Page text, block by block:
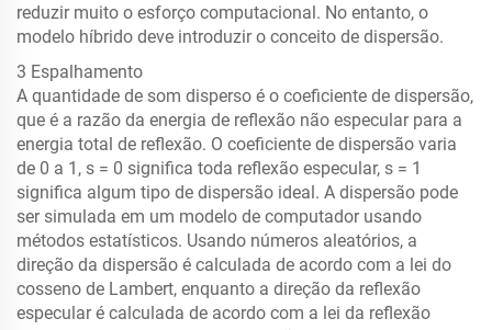
reduzir muito o esforço computacional. No entanto, o
modelo híbrido deve introduzir o conceito de dispersão.
3 Espalhamento
A quantidade de som disperso é o coeficiente de dispersão,
que é a razão da energia de reflexão não especular para a
energia total de reflexão. O coeficiente de dispersão varia
de 0 a 1, s = 0 significa toda reflexão especular, s = 1
significa algum tipo de dispersão ideal. A dispersão pode
ser simulada em um modelo de computador usando
métodos estatísticos. Usando números aleatórios, a
direção da dispersão é calculada de acordo com a lei do
cosseno de Lambert, enquanto a direção da reflexão
especular é calculada de acordo com a lei da reflexão